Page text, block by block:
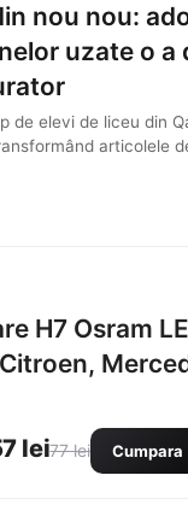
nou nou:
uzate o a
de elevi de liceu din
articolele
H7 Osram
lei77 lei Cumpara